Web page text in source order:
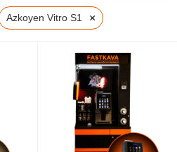
Azkoyen Vitro S1 ×